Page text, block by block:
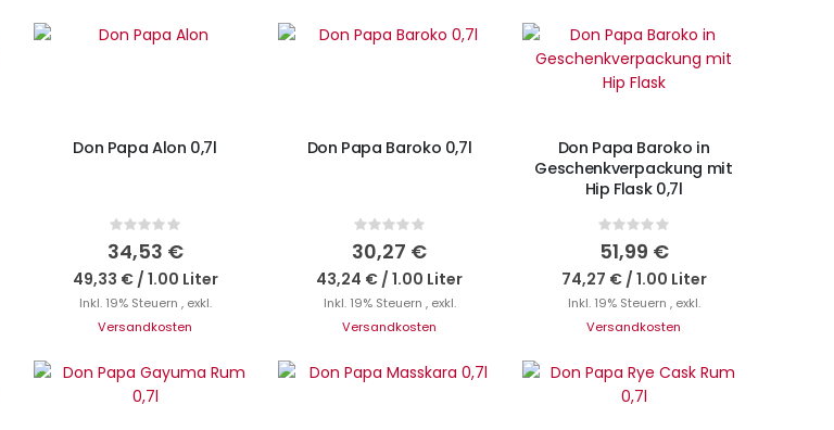
IN DEN WARENKORB
Don Papa Alon 0,7l
Rating:
0%
34,53 €
49,33 €/ 1.00 Liter
Inkl. 19% Steuern , exkl.
Versandkosten
IN DEN WARENKORB
Don Papa Baroko 0,7l
Rating:
0%
30,27 €
43,24 € / 1.00 Liter
Inkl. 19% Steuern , exkl.
Versandkosten
IN DEN WARENKORB
Don Papa Baroko in
Geschenkverpackung mit
Hip Flask 0,7l
Rating:
0%
51,99 €
74,27 €/ 1.00 Liter
Inkl. 19% Steuern , exkl.
Versandkosten
IN DEN WARENKORB
IN DEN WARENKORB
IN DEN WARENKORB